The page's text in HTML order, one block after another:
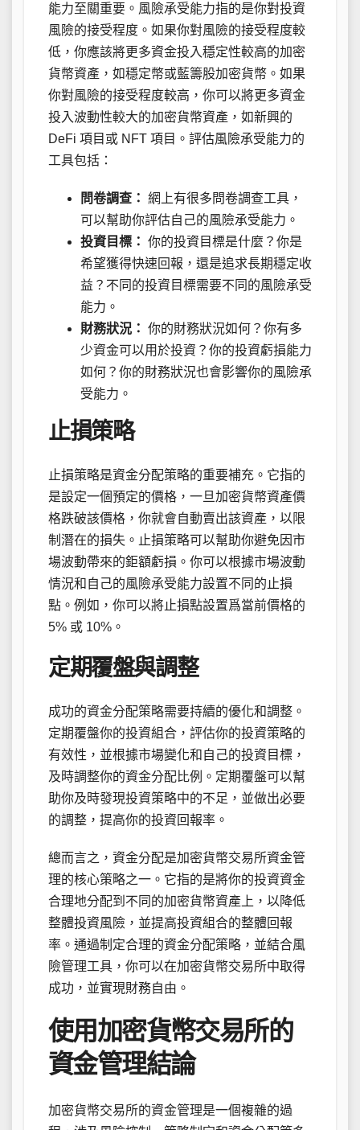
能力至關重要。風險承受能力指的是你對投資
風險的接受程度。如果你對風險的接受程度較
低，你應該將更多資金投入穩定性較高的加密
貨幣資產，如穩定幣或藍籌股加密貨幣。如果
你對風險的接受程度較高，你可以將更多資金
投入波動性較大的加密貨幣資產，如新興的
DeFi 項目或 NFT 項目。評估風險承受能力的
工具包括：
問卷調查： 網上有很多問卷調查工具，
可以幫助你評估自己的風險承受能力。
投資目標： 你的投資目標是什麼？你是
希望獲得快速回報，還是追求長期穩定收
益？不同的投資目標需要不同的風險承受
能力。
財務狀況： 你的財務狀況如何？你有多
少資金可以用於投資？你的投資虧損能力
如何？你的財務狀況也會影響你的風險承
受能力。
止損策略
止損策略是資金分配策略的重要補充。它指的
是設定一個預定的價格，一旦加密貨幣資產價
格跌破該價格，你就會自動賣出該資產，以限
制潛在的損失。止損策略可以幫助你避免因市
場波動帶來的鉅額虧損。你可以根據市場波動
情況和自己的風險承受能力設置不同的止損
點。例如，你可以將止損點設置爲當前價格的
5% 或 10%。
定期覆盤與調整
成功的資金分配策略需要持續的優化和調整。
定期覆盤你的投資組合，評估你的投資策略的
有效性，並根據市場變化和自己的投資目標，
及時調整你的資金分配比例。定期覆盤可以幫
助你及時發現投資策略中的不足，並做出必要
的調整，提高你的投資回報率。
總而言之，資金分配是加密貨幣交易所資金管
理的核心策略之一。它指的是將你的投資資金
合理地分配到不同的加密貨幣資產上，以降低
整體投資風險，並提高投資組合的整體回報
率。通過制定合理的資金分配策略，並結合風
險管理工具，你可以在加密貨幣交易所中取得
成功，並實現財務自由。
使用加密貨幣交易所的
資金管理結論
加密貨幣交易所的資金管理是一個複雜的過